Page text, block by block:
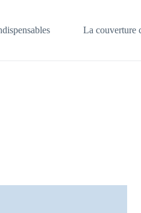
La couverture